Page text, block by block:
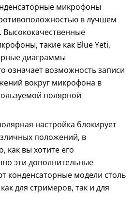
микрофоны
в лучшем
Высококачественные
такие как Blue Yeti,
диаграммы
означает возможность записи
вокруг микрофона в
полярной
настройка блокирует
положений, в
как вы хотите его
эти дополнительные
конденсаторные модели столь
для стримеров, так и для